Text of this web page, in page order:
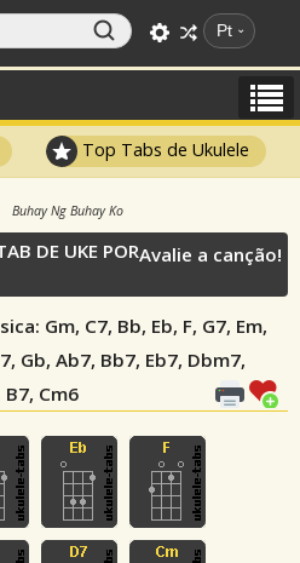
Pt
Top Tabs de Ukulele
Buhay Ng Buhay Ko
DE UKE POR
: Gm, C7, Bb, Eb, F, G7, Em,
Gb, Ab7, Bb7, Eb7, Dbm7,
B7, Cm6
Avalie a canção!